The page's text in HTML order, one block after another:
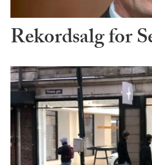
Rekordsalg for